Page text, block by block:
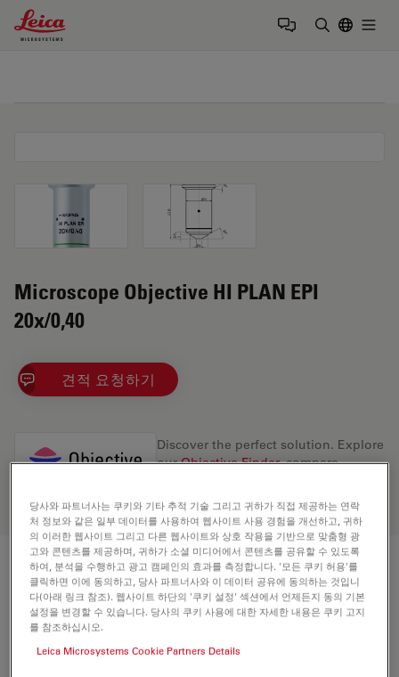
Leica Microsystems Logo
Microscope Objective HI PLAN EPI
20x/0,40
견적 요청하기
Discover the perfect solution. Explore
ourObjective Finder, compare
your needs.
기술 사양
당사와 파트너사는 쿠키와 기타 추적 기술 그리고 귀하가 직접 제공하는 연락
처 정보와 같은 일부 데이터를 사용하여 웹사이트 사용 경험을 개선하고, 귀하
의 이러한 웹사이트 그리고 다른 웹사이트와 상호 작용을 기반으로 맞춤형 광
고와 콘텐츠를 제공하며, 귀하가 소셜 미디어에서 콘텐츠를 공유할 수 있도록
하여, 분석을 수행하고 광고 캠페인의 효과를 측정합니다. '모든 쿠키 허용'를
클릭하면 이에 동의하고, 당사 파트너사와 이 데이터 공유에 동의하는 것입니
다(아래 링크 참조). 웹사이트 하단의 '쿠키 설정' 섹션에서 언제든지 동의 기본
설정을 변경할 수 있습니다. 당사의 쿠키 사용에 대한 자세한 내용은 쿠키 고지
를 참조하십시오.
Leica Microsystems Cookie Partners Details